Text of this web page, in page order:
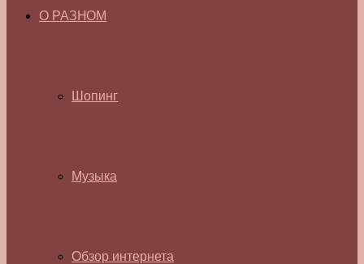
О РАЗНОМ
Шопинг
Музыка
Обзор интернета